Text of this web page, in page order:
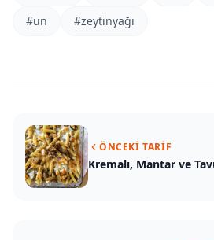
#un #zeytinyağı
ÖNCEKI TARIF
Kremalı, Mantar ve